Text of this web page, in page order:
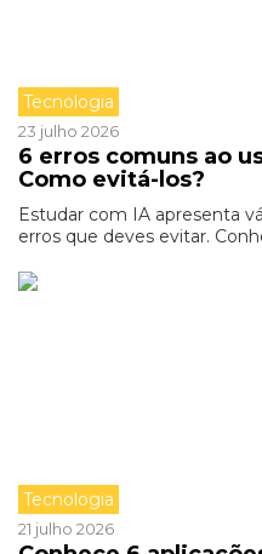
Tecnologia
23 julho 2026
6 erros comuns ao
Como evitá-los?
Estudar com IA apresenta
erros que deves evitar.
Tecnologia
21 julho 2026